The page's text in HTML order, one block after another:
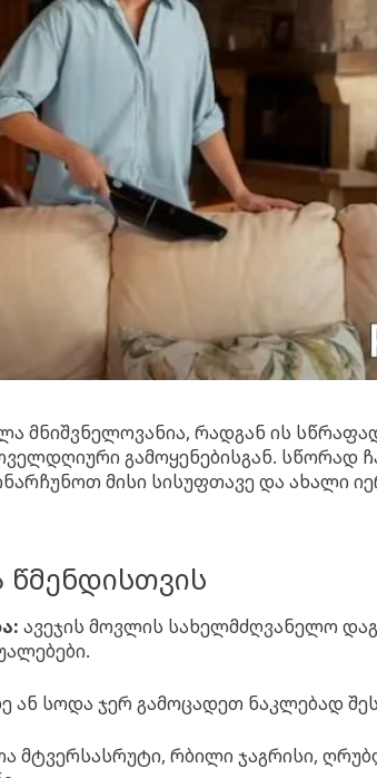
მნიშვნელოვანია, რადგან ის
გამოყენებისგან. სწორად
მისი სისუფთავე და ახალი
წმენდისთვის
ავეჯის მოვლის სახელმძღვანელო
ან სოდა ჯერ გამოცადეთ ნაკლებად
მტვერსასრუტი, რბილი ჯაგრისი,